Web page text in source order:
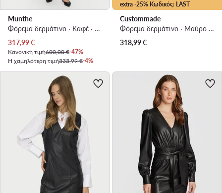
Munthe
Φόρεμα δερμάτινο · Καφέ · Midi
Τρέχουσα τιμή
317,99€
Κανονική τιμή600,00 €-47%
Η χαμηλότερη τιμή333,99 €-4%
extra -25% Κωδικός: LAST
Custommade
Φόρεμα δερμάτινο · Μαύρο · Mini
318,99€